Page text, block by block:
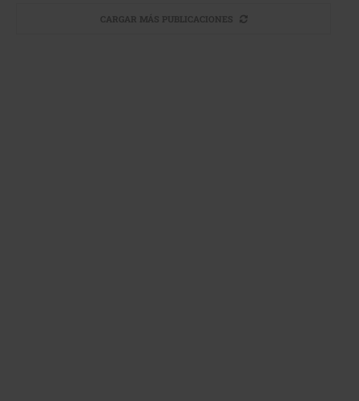
CARGAR MÁS PUBLICACIONES